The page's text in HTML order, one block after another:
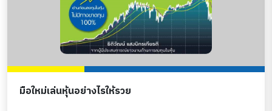
มือใหม่เล่นหุ้นอย่างไรให้รวย